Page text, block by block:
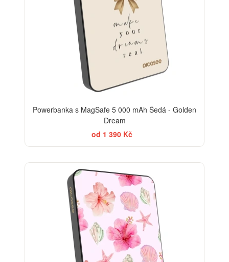
Powerbanka s MagSafe 5 000 mAh Šedá - Golden
Dream
od 1 390 Kč